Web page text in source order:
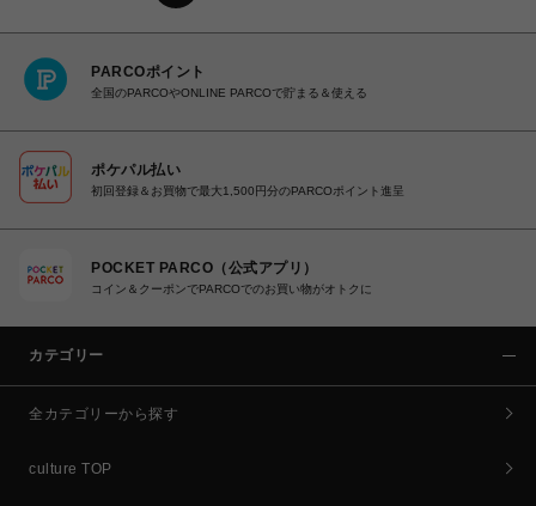
PARCOポイント
全国のPARCOやONLINE PARCOで貯まる＆使える
ポケパル払い
初回登録＆お買物で最大1,500円分のPARCOポイント進呈
POCKET PARCO（公式アプリ）
コイン＆クーポンでPARCOでのお買い物がオトクに
カテゴリー
全カテゴリーから探す
culture TOP